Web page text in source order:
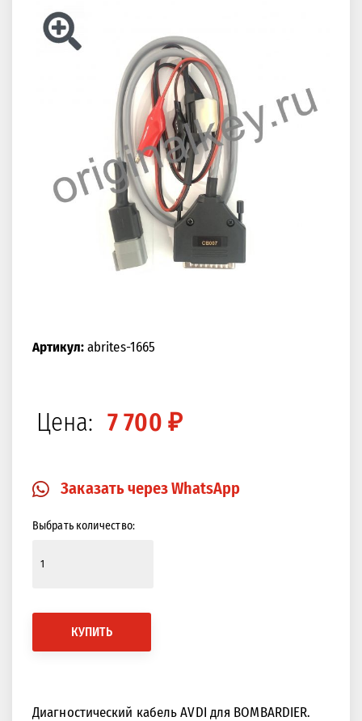
Артикул:abrites-1665
Цена: 7 700 ₽
Заказать через WhatsApp
Выбрать количество:
КУПИТЬ
Диагностический кабель AVDI для BOMBARDIER.